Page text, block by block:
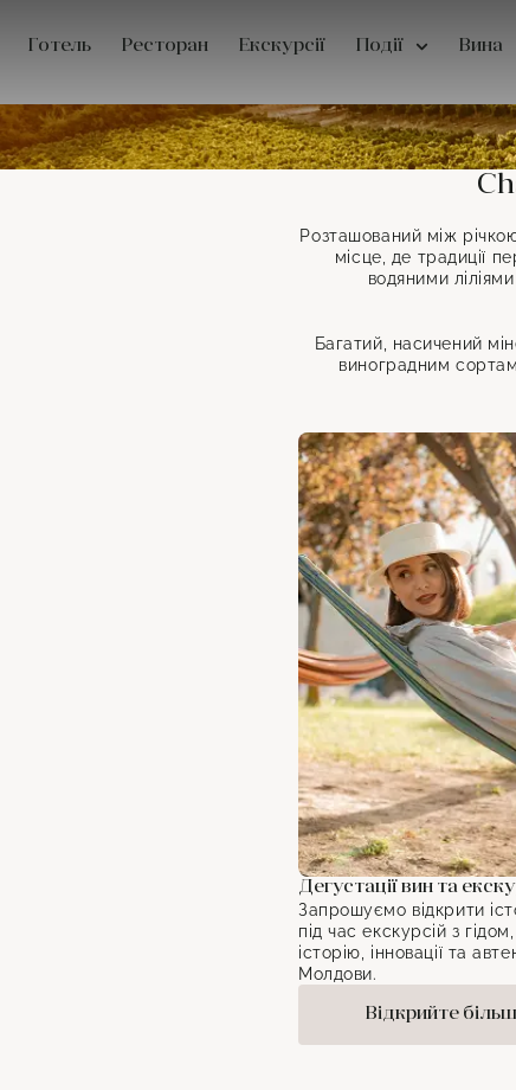
Готель Ресторан Екскурсії Події Вина
Розташований між
місце, де традиції
водяними
Багатий, насичений
виноградним
Дегустації вин та
Запрошуємо відкрити
під час екскурсій з
історію, інновації та
Молдови.
Відкрийте